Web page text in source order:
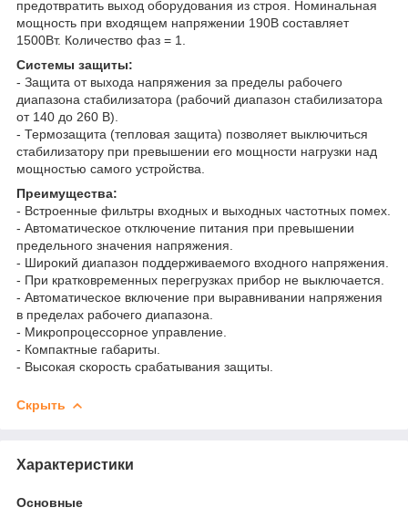
предотвратить выход оборудования из строя. Номинальная
мощность при входящем напряжении 190В составляет
1500Вт. Количество фаз = 1.
Системы защиты:
- Защита от выхода напряжения за пределы рабочего
диапазона стабилизатора (рабочий диапазон стабилизатора
от 140 до 260 В).
- Термозащита (тепловая защита) позволяет выключиться
стабилизатору при превышении его мощности нагрузки над
мощностью самого устройства.
Преимущества:
- Встроенные фильтры входных и выходных частотных помех.
- Автоматическое отключение питания при превышении
предельного значения напряжения.
- Широкий диапазон поддерживаемого входного напряжения.
- При кратковременных перегрузках прибор не выключается.
- Автоматическое включение при выравнивании напряжения
в пределах рабочего диапазона.
- Микропроцессорное управление.
- Компактные габариты.
- Высокая скорость срабатывания защиты.
Скрыть
Характеристики
Основные